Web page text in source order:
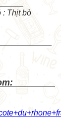
: Thịt bò
: